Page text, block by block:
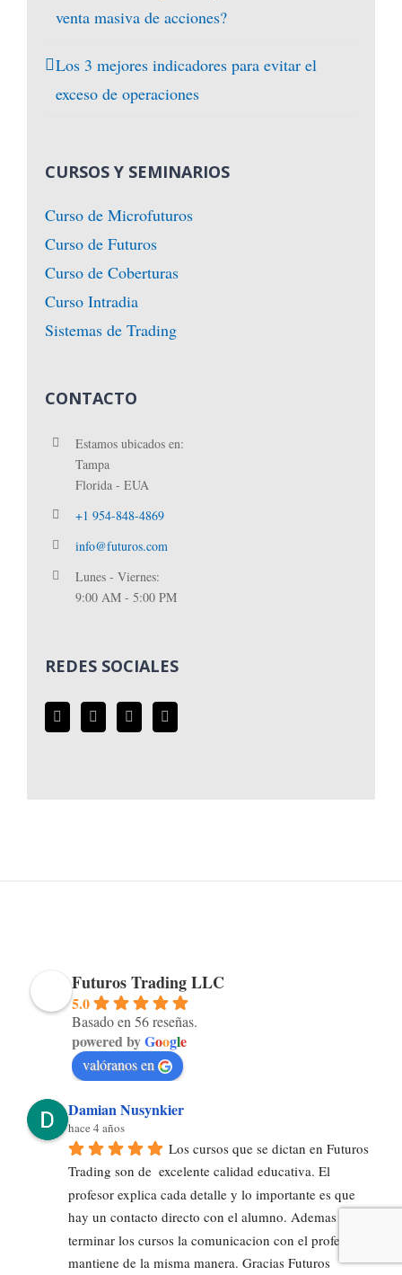
venta masiva de acciones?
Los 3 mejores indicadores para evitar el
exceso de operaciones
CURSOS Y SEMINARIOS
Curso de Microfuturos
Curso de Futuros
Curso de Coberturas
Curso Intradia
Sistemas de Trading
CONTACTO
Estamos ubicados en:
Tampa
Florida - EUA
+1 954-848-4869
info@futuros.com
Lunes - Viernes:
9:00 AM - 5:00 PM
REDES SOCIALES
Futuros Trading LLC
5.0
Basado en 56 reseñas.
powered byGoogle
valóranos en
Damian Nusynkier
hace 4 años
Los cursos que se dictan en Futuros
Trading son de  excelente calidad educativa. El
profesor explica cada detalle y lo importante es que
hay un contacto directo con el alumno. Ademas al
terminar los cursos la comunicacion con el profesor se
mantiene de la misma manera. Gracias Futuros